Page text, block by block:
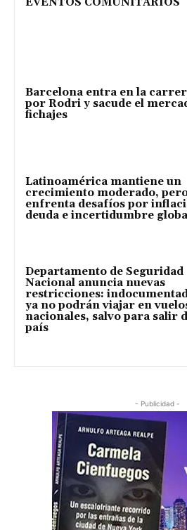
Barcelona entra en la
por Rodri y sacude el
fichajes
Latinoamérica mantiene un
crecimiento moderado,
enfrenta desafíos por
deuda e incertidumbre
Departamento de Seguridad
Nacional anuncia nuevas
restricciones:
ya no podrán viajar en
nacionales, salvo para salir
país
- Publicidad -